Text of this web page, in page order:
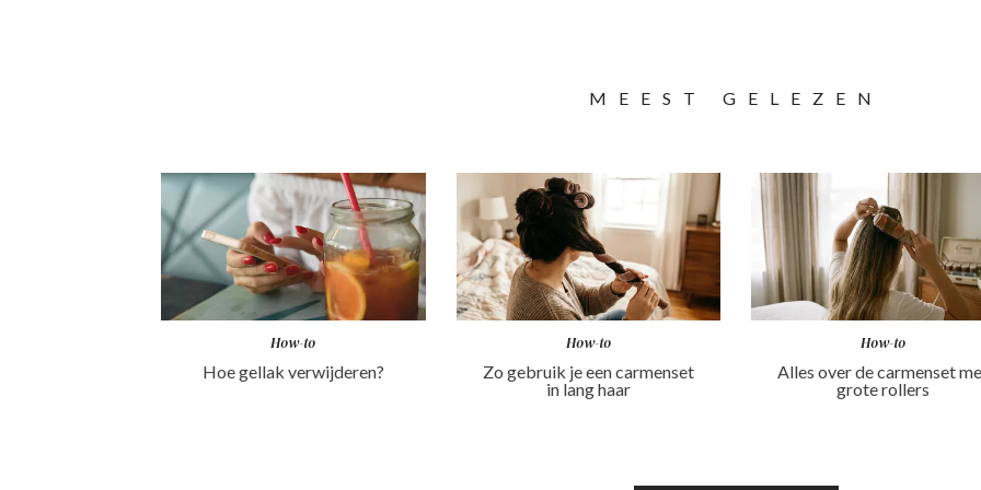
MEEST GELEZEN
How-to
Hoe gellak verwijderen?
How-to
Zo gebruik je een carmenset
in lang haar
How-to
Alles over de carmenset
grote rollers